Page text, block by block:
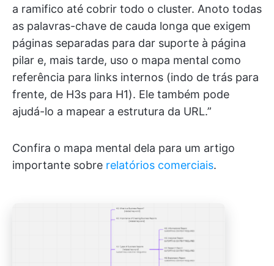
a ramifico até cobrir todo o cluster. Anoto todas
as palavras-chave de cauda longa que exigem
páginas separadas para dar suporte à página
pilar e, mais tarde, uso o mapa mental como
referência para links internos (indo de trás para
frente, de H3s para H1). Ele também pode
ajudá-lo a mapear a estrutura da URL.”
Confira o mapa mental dela para um artigo
importante sobre relatórios comerciais.